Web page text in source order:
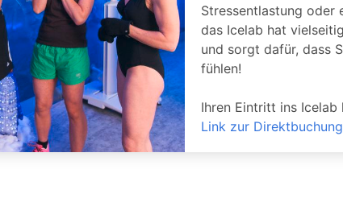
Stressentlastung oder
das Icelab hat
und sorgt dafür, dass
fühlen!
Ihren Eintritt ins Icelab
Link zur Direktbuchung